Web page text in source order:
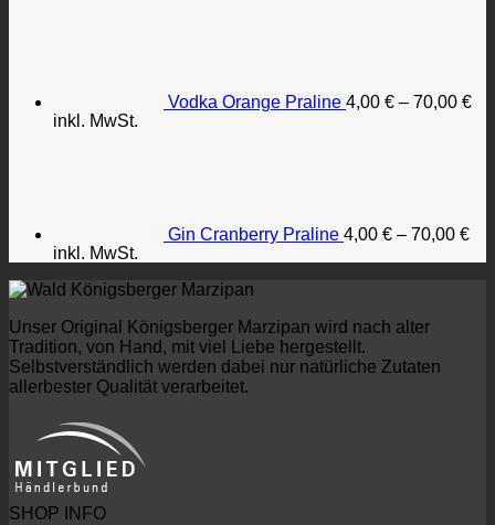
Vodka Orange Praline 4,00 € – 70,00 €
inkl. MwSt.
Gin Cranberry Praline 4,00 € – 70,00 €
inkl. MwSt.
Unser Original Königsberger Marzipan wird nach alter
Tradition, von Hand, mit viel Liebe hergestellt.
Selbstverständlich werden dabei nur natürliche Zutaten
allerbester Qualität verarbeitet.
SHOP INFO